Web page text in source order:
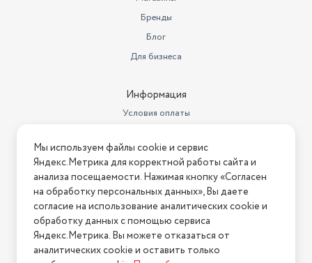
Бренды
Блог
Для бизнеса
Информация
Условия оплаты
Условия возврата
Нашли ошибку на сайте? Напишите нам
2026 © Интернет-магазин "АстМаркет". У нас есть всё!
Политика конфиденциальности
Мы используем файлы cookie и сервис
Яндекс.Метрика для корректной работы сайта и
анализа посещаемости. Нажимая кнопку «Согласен
на обработку персональных данных», Вы даете
согласие на использование аналитических cookie и
обработку данных с помощью сервиса
Яндекс.Метрика. Вы можете отказаться от
аналитических cookie и оставить только